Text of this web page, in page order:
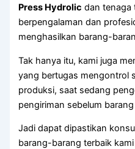
Press Hydrolic dan tenaga
berpengalaman dan
menghasilkan barang-
Tak hanya itu, kami juga
yang bertugas mengontrol
produksi, saat sedang
pengiriman sebelum
Jadi dapat dipastikan
barang-barang terbaik kami